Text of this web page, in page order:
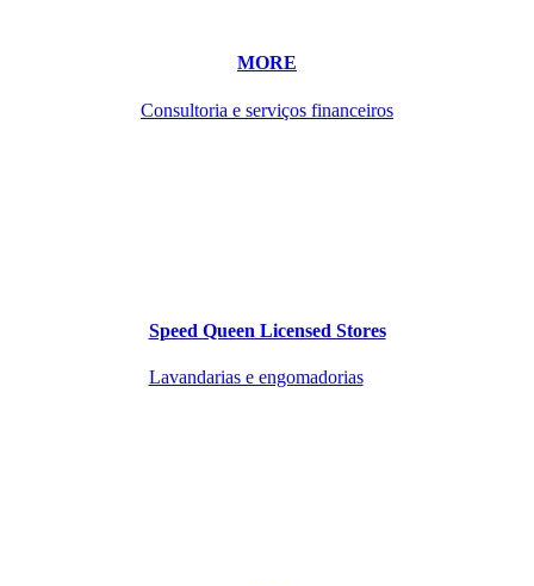
MORE
Consultoria e serviços financeiros
Speed Queen Licensed Stores
Lavandarias e engomadorias